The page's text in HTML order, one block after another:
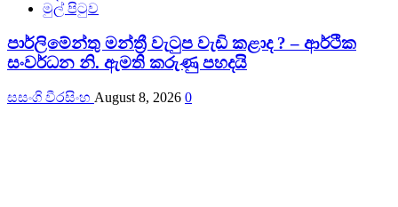
මුල් පිටුව
පාර්ලිමේන්තු මන්ත්‍රී වැටුප වැඩි කළාද ? – ආර්ථික
සංවර්ධන නි. ඇමති කරුණු පහදයි
සසංගි වීරසිංහ August 8, 2026 0